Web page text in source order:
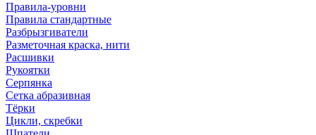
Правила-уровни
Правила стандартные
Разбрызгиватели
Разметочная краска, нити
Расшивки
Рукоятки
Серпянка
Сетка абразивная
Тёрки
Цикли, скребки